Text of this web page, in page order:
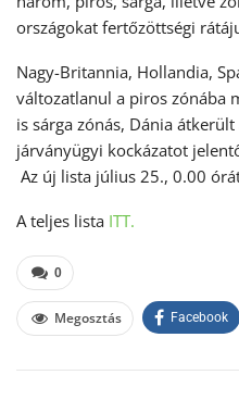
országokat fertőzöttségi
Nagy-Britannia, Hollandia,
változatlanul a piros zónába
is sárga zónás, Dánia
járványügyi kockázatot
Az új lista július 25., 0.00
A teljes lista ITT.
0
Megosztás Facebook